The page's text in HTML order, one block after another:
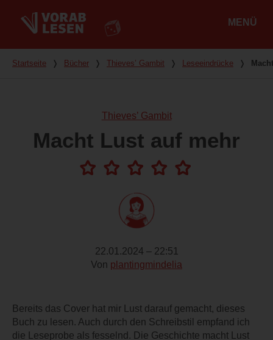
MENÜ
Du bist hier
Startseite ❭ Bücher ❭ Thieves’ Gambit ❭ Leseeindrücke ❭
Thieves’ Gambit
Macht Lust auf mehr
22.01.2024 – 22:51
Von plantingmindelia
Bereits das Cover hat mir Lust darauf gemacht, dieses
Buch zu lesen. Auch durch den Schreibstil empfand ich
die Leseprobe als fesselnd. Die Geschichte macht Lust